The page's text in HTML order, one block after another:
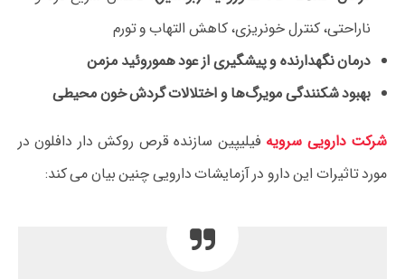
ناراحتی، کنترل خونریزی، کاهش التهاب و تورم
درمان نگهدارنده و پیشگیری از عود هموروئید مزمن
بهبود شکنندگی مویرگ‌ها و اختلالات گردش خون محیطی
شرکت دارویی سرویه فیلیپین سازنده قرص روکش دار دافلون در
مورد تاثیرات این دارو در آزمایشات دارویی چنین بیان می کند: